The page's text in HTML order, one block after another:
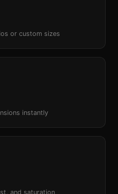
or custom sizes
instantly
and saturation